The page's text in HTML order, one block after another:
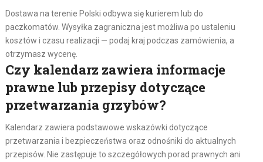
Dostawa na terenie Polski odbywa się kurierem lub do
paczkomatów. Wysyłka zagraniczna jest możliwa po ustaleniu
kosztów i czasu realizacji — podaj kraj podczas zamówienia, a
otrzymasz wycenę.
Czy kalendarz zawiera informacje
prawne lub przepisy dotyczące
przetwarzania grzybów?
Kalendarz zawiera podstawowe wskazówki dotyczące
przetwarzania i bezpieczeństwa oraz odnośniki do aktualnych
przepisów. Nie zastępuje to szczegółowych porad prawnych ani